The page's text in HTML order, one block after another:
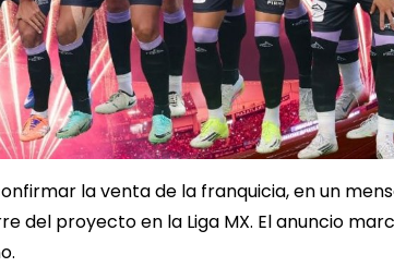
la venta de la franquicia, en un
del proyecto en la Liga MX. El anuncio